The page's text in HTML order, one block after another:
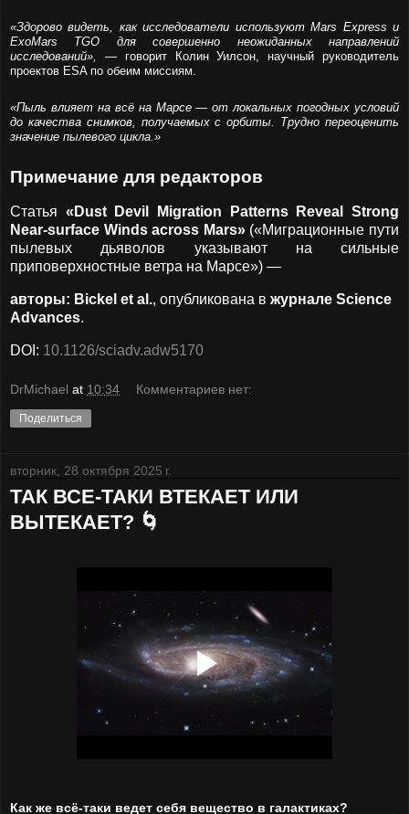
«Здорово видеть, как исследователи используют Mars Express и
ExoMars TGO для совершенно неожиданных направлений
исследований», — говорит Колин Уилсон, научный руководитель
проектов ESA по обеим миссиям.
«Пыль влияет на всё на Марсе — от локальных погодных условий
до качества снимков, получаемых с орбиты. Трудно переоценить
значение пылевого цикла.»
Примечание для редакторов
Статья «Dust Devil Migration Patterns Reveal Strong
Near-surface Winds across Mars»(«Миграционные пути
пылевых дьяволов указывают на сильные
приповерхностные ветра на Марсе») —
авторы: Bickel et al., опубликована в журнале Science
Advances.
DOI: 10.1126/sciadv.adw5170
DrMichael at 10:34 Комментариев нет:
Поделиться
вторник, 28 октября 2025 г.
ТАК ВСЕ-ТАКИ ВТЕКАЕТ ИЛИ
ВЫТЕКАЕТ? 🌀
Как же всё-таки ведет себя вещество в галактиках?